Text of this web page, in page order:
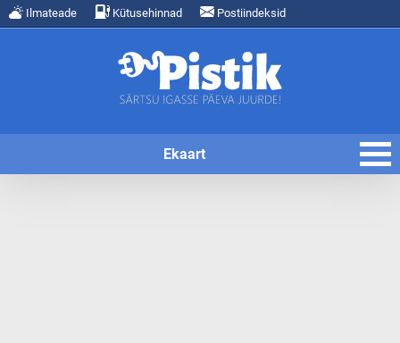
Ilmateade Kütusehinnad Postiindeksid
Ekaart